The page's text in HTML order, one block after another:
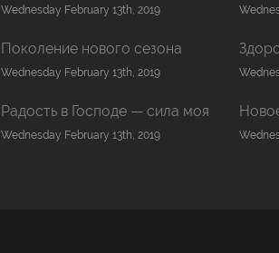
Wednesday February 13th, 2019
Поколение нового сезона
Wednesday February 13th, 2019
Радость в Господе — сила моя
Wednesday February 13th, 2019